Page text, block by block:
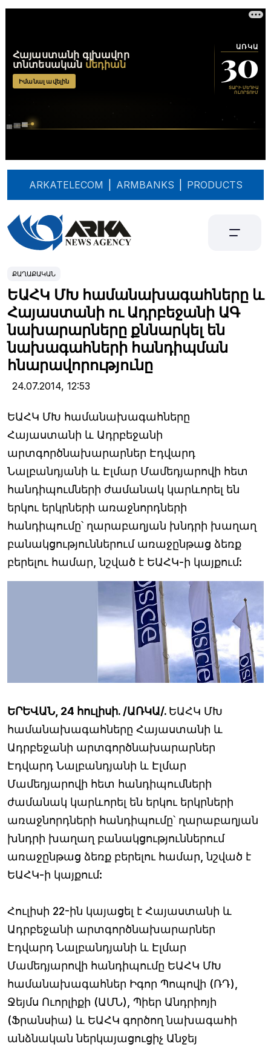
ARKATELECOM ARMBANKS PRODUCTS
ՔԱՂԱՔԱԿԱՆ
ԵԱՀԿ ՄԽ համանախագահները և
Հայաստանի ու Ադրբեջանի ԱԳ
նախարարները քննարկել են
նախագահների հանդիպման
հնարավորությունը
24.07.2014, 12:53
ԵԱՀԿ ՄԽ համանախագահները
Հայաստանի և Ադրբեջանի
արտգործնախարարներ Էդվարդ
Նալբանդյանի և Էլմար Մամեդյարովի հետ
հանդիպումների ժամանակ կարևորել են
երկու երկրների առաջնորդների
հանդիպումը՝ ղարաբաղյան խնդրի խաղաղ
բանակցություններում առաջընթաց ձեռք
բերելու համար, նշված է ԵԱՀԿ-ի կայքում:
ԵՐԵՎԱՆ, 24 հուլիսի. /ԱՌԿԱ/. ԵԱՀԿ ՄԽ
համանախագահները Հայաստանի և
Ադրբեջանի արտգործնախարարներ
Էդվարդ Նալբանդյանի և Էլմար
Մամեդյարովի հետ հանդիպումների
ժամանակ կարևորել են երկու երկրների
առաջնորդների հանդիպումը՝ ղարաբաղյան
խնդրի խաղաղ բանակցություններում
առաջընթաց ձեռք բերելու համար, նշված է
ԵԱՀԿ-ի կայքում:
Հուլիսի 22-ին կայացել է Հայաստանի և
Ադրբեջանի արտգործնախարարներ
Էդվարդ Նալբանդյանի և Էլմար
Մամեդյարովի հանդիպումը ԵԱՀԿ ՄԽ
համանախագահներ Իգոր Պոպովի (ՌԴ),
Ջեյմս Ուորլիքի (ԱՄՆ), Պիեր Անդրիոյի
(Ֆրանսիա) և ԵԱՀԿ գործող նախագահի
անձնական ներկայացուցիչ Անջեյ